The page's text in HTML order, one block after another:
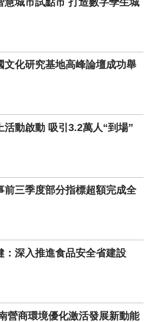
文化研究基地高峰論壇成功舉
活動啟動 吸引3.2萬人“到場”
前三季度部分指標超額完成全
：深入推進食品安全省建設
營商環境優化激活發展新動能